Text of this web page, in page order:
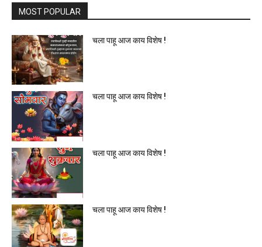
MOST POPULAR
चला पाहू आज काय विशेष !
चला पाहू आज काय विशेष !
चला पाहू आज काय विशेष !
चला पाहू आज काय विशेष !